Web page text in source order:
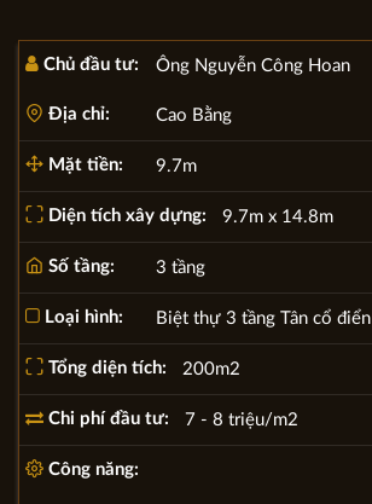
Chủ đầu tư: Ông Nguyễn Công Hoan
Địa chỉ: Cao Bằng
Mặt tiền: 9.7m
Diện tích xây dựng: 9.7m x 14.8m
Số tầng: 3 tầng
Loại hình: Biệt thự 3 tầng Tân cổ điển
Tổng diện tích: 200m2
Chi phí đầu tư: 7 - 8 triệu/m2
Công năng: